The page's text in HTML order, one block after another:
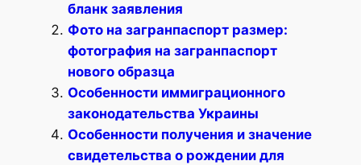
бланк заявления
Фото на загранпаспорт размер:
фотография на загранпаспорт
нового образца
Особенности иммиграционного
законодательства Украины
Особенности получения и значение
свидетельства о рождении для